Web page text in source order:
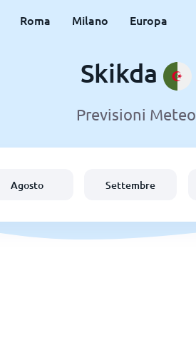
Roma Milano Europa
Skikda
Previsioni Meteo
Agosto Settembre